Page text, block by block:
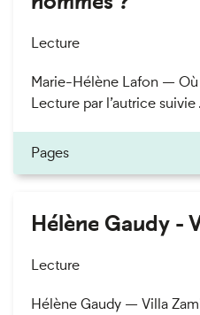
Lecture
Marie-Hélène Lafon —
Lecture par l’autrice suivie
Pages
Hélène Gaudy -
Lecture
Hélène Gaudy — Villa